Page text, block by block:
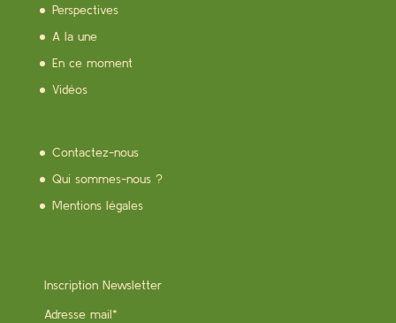
Perspectives
A la une
En ce moment
Vidéos
Contactez-nous
Qui sommes-nous ?
Mentions légales
Inscription Newsletter
Adresse mail*